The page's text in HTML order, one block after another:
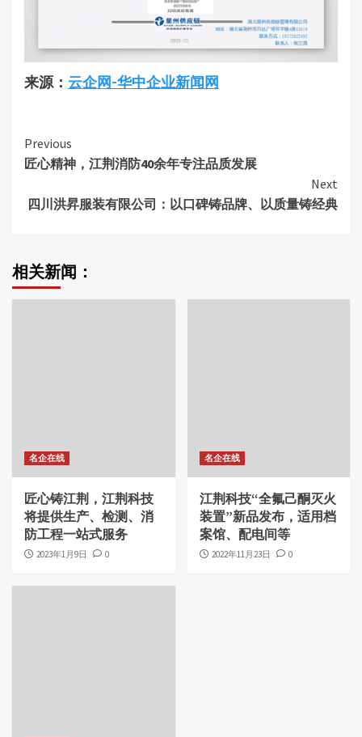
来源： 云企网-华中企业新闻网
Continue
Reading
Previous
匠心精神，江荆消防40余年专注品质发展
Next
四川洪昇服装有限公司：以口碑铸品牌、以质量铸经典
相关新闻：
名企在线
匠心铸江荆，江荆科技
将提供生产、检测、消
防工程一站式服务
2023年1月9日 0
名企在线
江荆科技“全氟己酮灭火
装置”新品发布，适用档
案馆、配电间等
2022年11月23日 0